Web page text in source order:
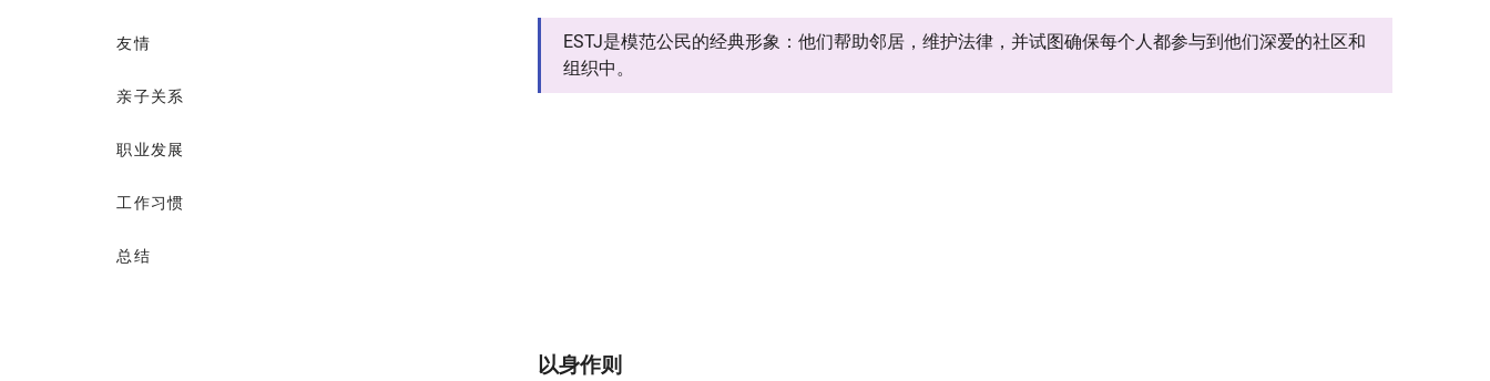
友情
亲子关系
职业发展
工作习惯
总结
ESTJ是模范公民的经典形象：他们帮助邻居，维护法律，并试图确保每个人都参与到他们深爱的社区和
组织中。
以身作则